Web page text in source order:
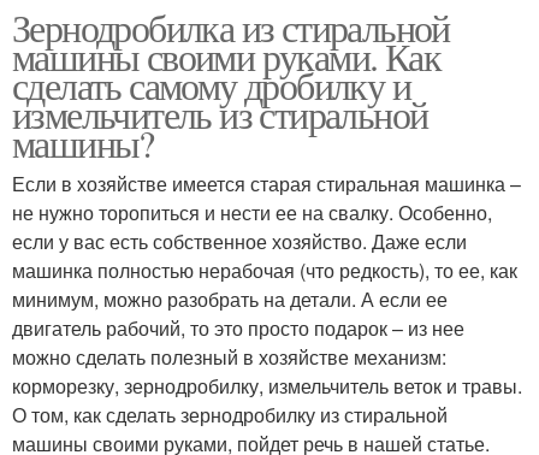
Зернодробилка из стиральной
машины своими руками. Как
сделать самому дробилку и
измельчитель из стиральной
машины?
Если в хозяйстве имеется старая стиральная машинка –
не нужно торопиться и нести ее на свалку. Особенно,
если у вас есть собственное хозяйство. Даже если
машинка полностью нерабочая (что редкость), то ее, как
минимум, можно разобрать на детали. А если ее
двигатель рабочий, то это просто подарок – из нее
можно сделать полезный в хозяйстве механизм:
корморезку, зернодробилку, измельчитель веток и травы.
О том, как сделать зернодробилку из стиральной
машины своими руками, пойдет речь в нашей статье.